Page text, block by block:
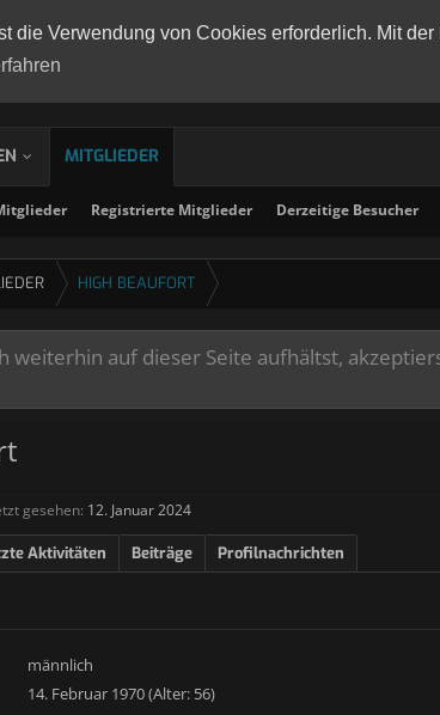
die Verwendung von Cookies erforderlich. Mit
MITGLIEDER
Registrierte Mitglieder Derzeitige Besucher
HIGH BEAUFORT
weiterhin auf dieser Seite aufhältst,
gesehen: 12. Januar 2024
Aktivitäten Beiträge Profilnachrichten
männlich
14. Februar 1970 (Alter: 56)